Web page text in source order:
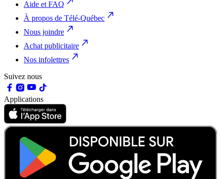
Aide et FAQ
À propos de Télé-Québec
Nous joindre
Achat publicitaire
Nos infolettres
Suivez nous
Applications